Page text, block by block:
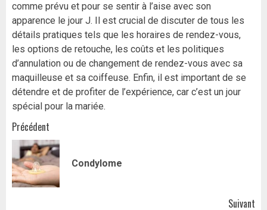
comme prévu et pour se sentir à l’aise avec son
apparence le jour J. Il est crucial de discuter de tous les
détails pratiques tels que les horaires de rendez-vous,
les options de retouche, les coûts et les politiques
d’annulation ou de changement de rendez-vous avec sa
maquilleuse et sa coiffeuse. Enfin, il est important de se
détendre et de profiter de l’expérience, car c’est un jour
spécial pour la mariée.
Navigation
d’article
Précédent
Condylome
Suivant